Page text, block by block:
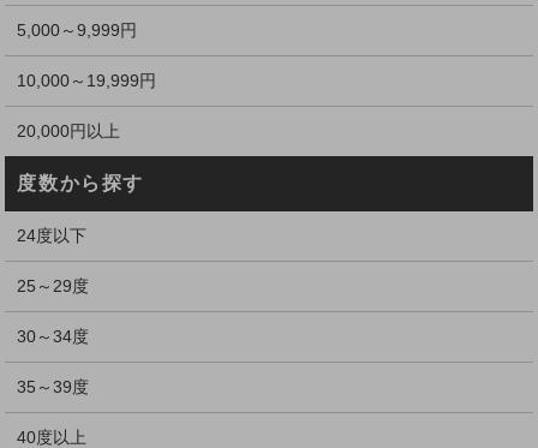
5,000～9,999円
10,000～19,999円
20,000円以上
度数から探す
24度以下
25～29度
30～34度
35～39度
40度以上